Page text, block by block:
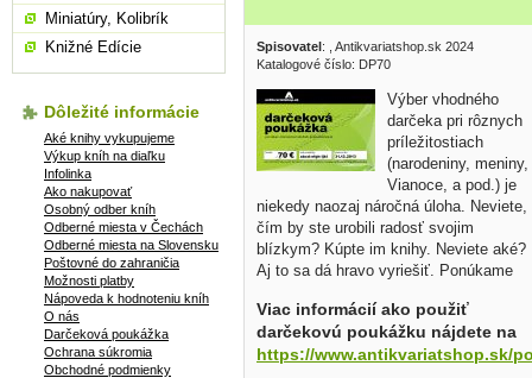
Spisovatel:
, Antikvariatshop.sk 2024
Katalogové číslo: DP70
Výber vhodného
darčeka pri rôznych
príležitostiach
(narodeniny, meniny,
Vianoce, a pod.) je
niekedy naozaj náročná úloha. Neviete,
čím by ste urobili radosť svojim
blízkym? Kúpte im knihy. Neviete aké?
Aj to sa dá hravo vyriešiť. Ponúkame
hodnotách (10 €, 20 €, 30 €, 40 € až
100 €). Praktický a univerzálny darček
pre každého milovníka kníh :-).
Viac informácií ako použiť
darčekovú poukážku nájdete na
https://www.antikvariatshop.sk/
Miniatúry, Kolibrík
Knižné Edície
Dôležité informácie
Aké knihy vykupujeme
Výkup kníh na diaľku
Infolinka
Ako nakupovať
Osobný odber kníh
Odberné miesta v Čechách
Odberné miesta na Slovensku
Poštovné do zahraničia
Možnosti platby
Nápoveda k hodnoteniu kníh
O nás
Darčeková poukážka
Ochrana súkromia
Obchodné podmienky